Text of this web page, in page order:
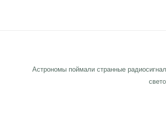
Next
Астрономы поймали странные